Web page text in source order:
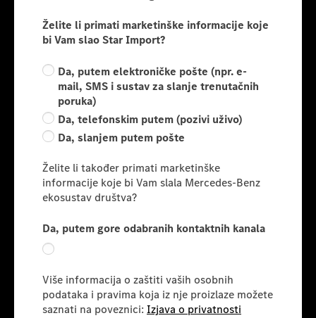
Želite li primati marketinške informacije koje
bi Vam slao Star Import?
Da, putem elektroničke pošte (npr. e-
mail, SMS i sustav za slanje trenutačnih
poruka)
Da, telefonskim putem (pozivi uživo)
Da, slanjem putem pošte
Želite li također primati marketinške
informacije koje bi Vam slala Mercedes-Benz
ekosustav društva?
Da, putem gore odabranih kontaktnih kanala
Više informacija o zaštiti vaših osobnih
podataka i pravima koja iz nje proizlaze možete
saznati na poveznici: Izjava o privatnosti